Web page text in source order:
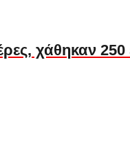
χάθηκαν